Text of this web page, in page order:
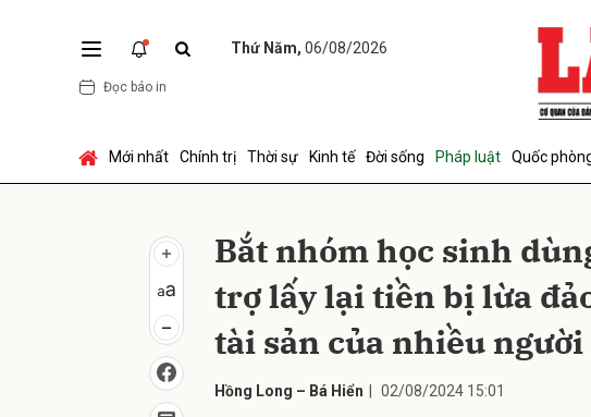
Thứ Năm, 06/08/2026
Đọc báo in
Mới nhất Chính trị Thời sự Kinh tế Đời sống Pháp luật Quốc
Bắt nhóm học sinh
trợ lấy lại tiền bị lừa
tài sản của nhiều người
Hồng Long – Bá Hiển 02/08/2024 15:01
Gửi bình luận